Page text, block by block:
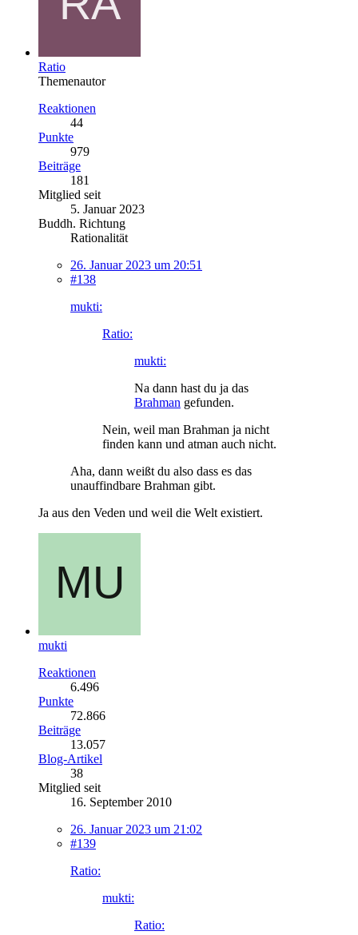
Ratio
Themenautor
Reaktionen
44
Punkte
979
Beiträge
181
Mitglied seit
5. Januar 2023
Buddh. Richtung
Rationalität
26. Januar 2023 um 20:51
#138
mukti:
Ratio:
mukti:
Na dann hast du ja das
Brahman gefunden.
Nein, weil man Brahman ja nicht
finden kann und atman auch nicht.
Aha, dann weißt du also dass es das
unauffindbare Brahman gibt.
Ja aus den Veden und weil die Welt existiert.
mukti
Reaktionen
6.496
Punkte
72.866
Beiträge
13.057
Blog-Artikel
38
Mitglied seit
16. September 2010
26. Januar 2023 um 21:02
#139
Ratio:
mukti:
Ratio: